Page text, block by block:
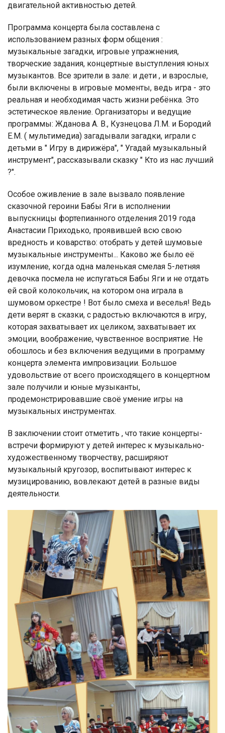
двигательной активностью детей.
Программа концерта была составлена с
использованием разных форм общения :
музыкальные загадки, игровые упражнения,
творческие задания, концертные выступления юных
музыкантов. Все зрители в зале: и дети , и взрослые,
были включены в игровые моменты, ведь игра - это
реальная и необходимая часть жизни ребёнка. Это
эстетическое явление. Организаторы и ведущие
программы: Жданова А. В., Кузнецова Л.М. и Бородий
Е.М. ( мультимедиа) загадывали загадки, играли с
детьми в " Игру в дирижёра", " Угадай музыкальный
инструмент", рассказывали сказку " Кто из нас лучший
?".
Особое оживление в зале вызвало появление
сказочной героини Бабы Яги в исполнении
выпускницы фортепианного отделения 2019 года
Анастасии Приходько, проявившей всю свою
вредность и коварство: отобрать у детей шумовые
музыкальные инструменты... Каково же было её
изумление, когда одна маленькая смелая 5-летняя
девочка посмела не испугаться Бабы Яги и не отдать
ей свой колокольчик, на котором она играла в
шумовом оркестре ! Вот было смеха и веселья! Ведь
дети верят в сказки, с радостью включаются в игру,
которая захватывает их целиком, захватывает их
эмоции, воображение, чувственное восприятие. Не
обошлось и без включения ведущими в программу
концерта элемента импровизации. Большое
удовольствие от всего происходящего в концертном
зале получили и юные музыканты,
продемонстрировавшие своё умение игры на
музыкальных инструментах.
В заключении стоит отметить , что такие концерты-
встречи формируют у детей интерес к музыкально-
художественному творчеству, расширяют
музыкальный кругозор, воспитывают интерес к
музицированию, вовлекают детей в разные виды
деятельности.